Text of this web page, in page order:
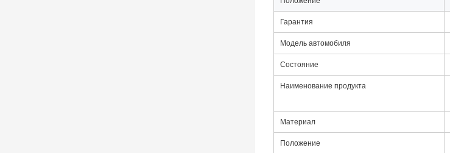
Гарантия
Модель автомобиля
Состояние
Наименование продукта
Материал
Положение